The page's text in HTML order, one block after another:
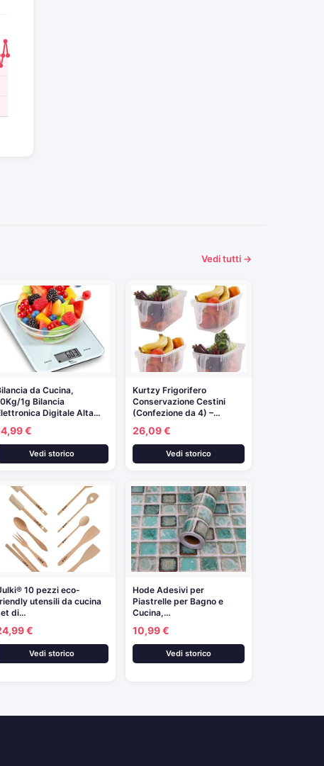
Vedi tutti →
da Cucina,
1g Bilancia
Digitale Alta…
€
Vedi storico
Kurtzy Frigorifero
Conservazione Cestini
(Confezione da 4) –…
26,09 €
Vedi storico
10 pezzi eco-
utensili da cucina
di…
€
Vedi storico
Hode Adesivi per
Piastrelle per Bagno e
Cucina,…
10,99 €
Vedi storico